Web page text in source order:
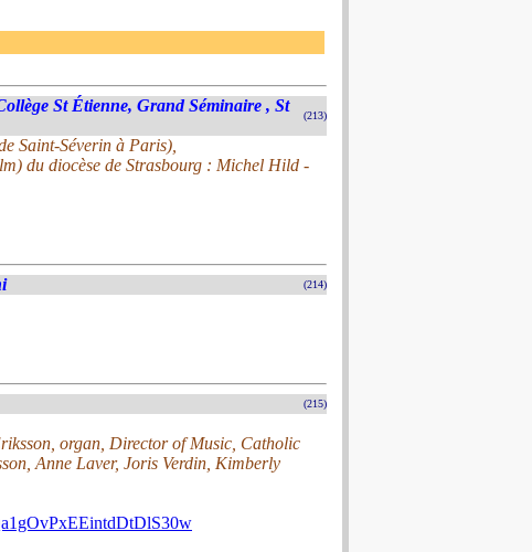
St Étienne, Grand Séminaire , St
(213)
Saint-Séverin à Paris),
du diocèse de Strasbourg : Michel Hild -
(214)
(215)
organ, Director of Music, Catholic
Anne Laver, Joris Verdin, Kimberly